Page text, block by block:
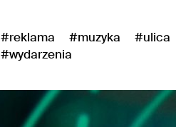
#reklama #muzyka #ulica
#wydarzenia